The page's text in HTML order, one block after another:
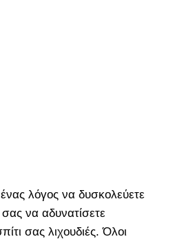
λόγος να δυσκολεύετε
να αδυνατίσετε
σας λιχουδιές. Όλοι